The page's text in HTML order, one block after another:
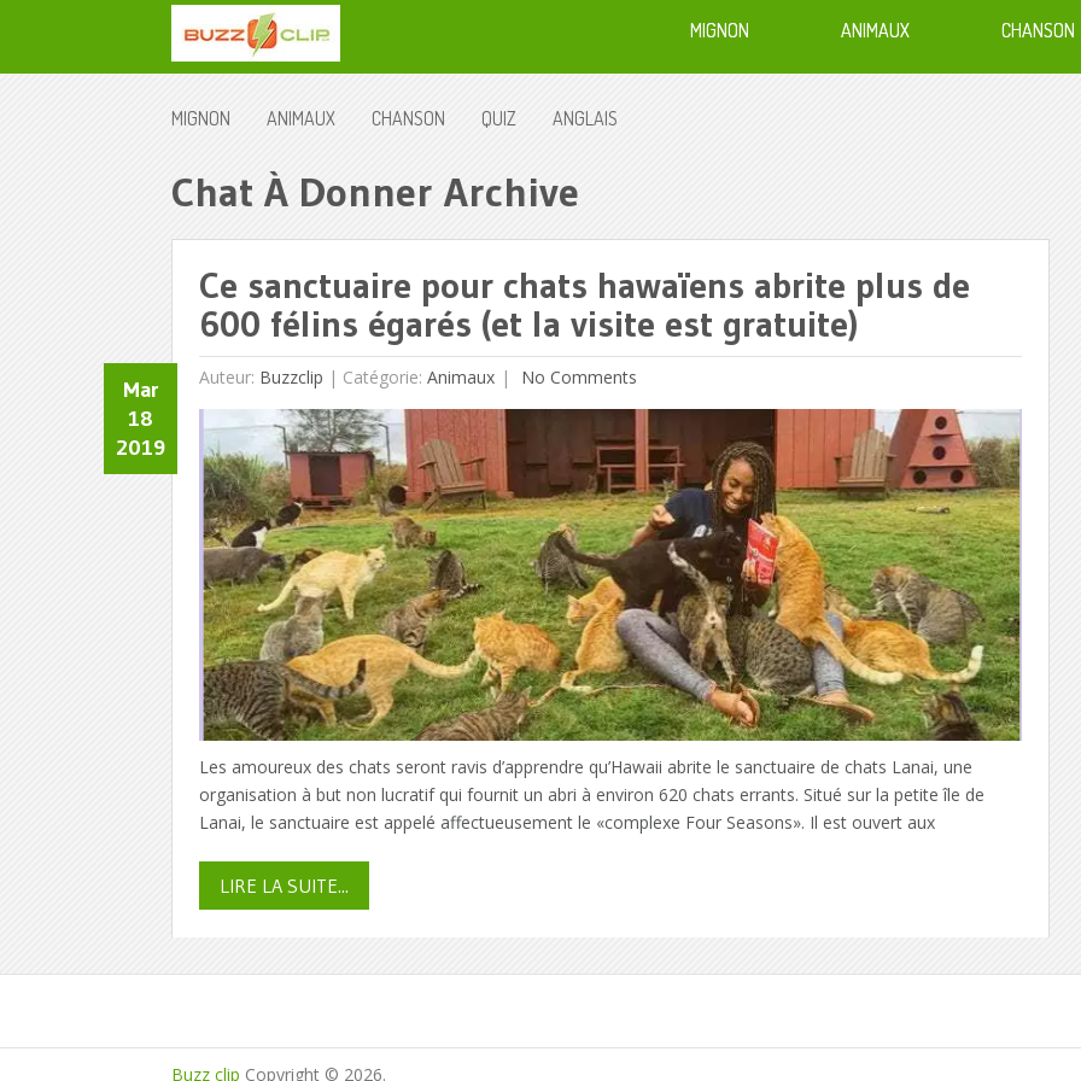
MIGNON ANIMAUX CHANSON
MIGNON ANIMAUX CHANSON QUIZ ANGLAIS
Chat À Donner Archive
Ce sanctuaire pour chats hawaïens abrite plus de
600 félins égarés (et la visite est gratuite)
Auteur: Buzzclip |
Mar
18
2019
Catégorie: Animaux No Comments
Les amoureux des chats seront ravis d’apprendre qu’Hawaii abrite le sanctuaire de chats Lanai, une
organisation à but non lucratif qui fournit un abri à environ 620 chats errants. Situé sur la petite île de
Lanai, le sanctuaire est appelé affectueusement le «complexe Four Seasons». Il est ouvert aux
LIRE LA SUITE...
Buzz clip Copyright © 2026.